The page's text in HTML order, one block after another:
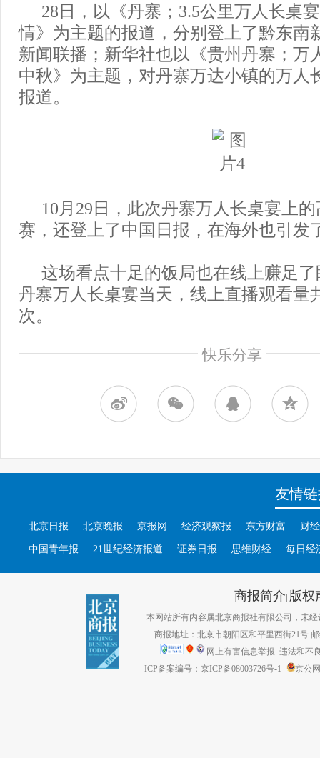
28日，以《丹寨；3.5公里万人长桌
情》为主题的报道，分别登上了黔东南
新闻联播；新华社也以《贵州丹寨；万
中秋》为主题，对丹寨万达小镇的万人
报道。
10月29日，此次丹寨万人长桌宴上
赛，还登上了中国日报，在海外也引发
这场看点十足的饭局也在线上赚足
丹寨万人长桌宴当天，线上直播观看量
次。
快乐分享
友情
北京日报 北京晚报 京报网 经济观察报 东方财富 财
中国青年报 21世纪经济报道 证券日报 思维财经 每日经
商报简介| 版权
本网站所有内容属北京商报社有限公司，未经
商报地址：北京市朝阳区和平里西街21号
网上有害信息举报 违法和不
ICP备案编号：京ICP备08003726号-1
京公